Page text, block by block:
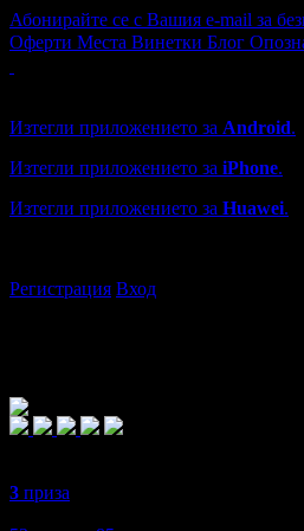
Абонирайте се с Вашия e-mail за
Оферти Места Винетки Блог
Изтегли приложението за Android.
Изтегли приложението за iPhone.
Изтегли приложението за Huawei.
Регистрация Вход
3 приза